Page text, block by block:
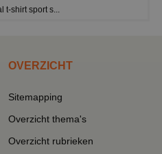
t-shirt sport s...
OVERZICHT
Sitemapping
Overzicht thema's
Overzicht rubrieken